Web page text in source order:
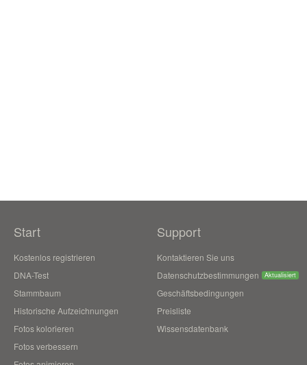
Start
Kostenlos registrieren
DNA-Test
Stammbaum
Historische Aufzeichnungen
Fotos kolorieren
Fotos verbessern
Support
Kontaktieren Sie uns
Datenschutzbestimmungen
Aktualisiert
Geschäftsbedingungen
Preisliste
Wissensdatenbank